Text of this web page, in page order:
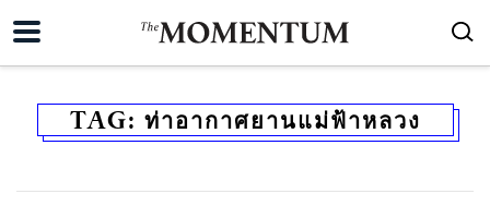
TAG: ท่าอากาศยานแม่ฟ้าหลวง